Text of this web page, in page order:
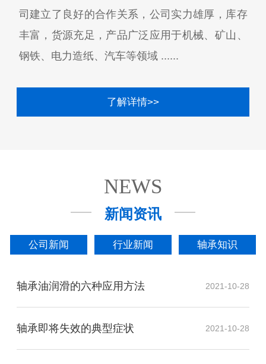
司建立了良好的合作关系，公司实力雄厚，库存
丰富，货源充足，产品广泛应用于机械、矿山、
钢铁、电力造纸、汽车等领域 ......
了解详情>>
NEWS
新闻资讯
公司新闻 行业新闻 轴承知识
轴承油润滑的六种应用方法 2021-10-28
轴承即将失效的典型症状 2021-10-28